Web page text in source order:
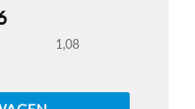
1,08